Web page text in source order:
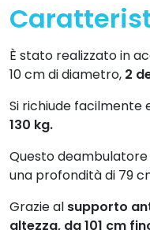
È stato realizzato in
10 cm di diametro, 2
Si richiude facilmente
130 kg.
Questo
una profondità di 79
Grazie al supporto
altezza, da 101 cm